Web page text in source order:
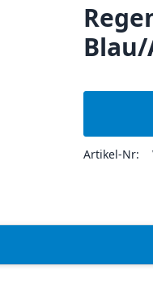
Blau/
Artikel-Nr: